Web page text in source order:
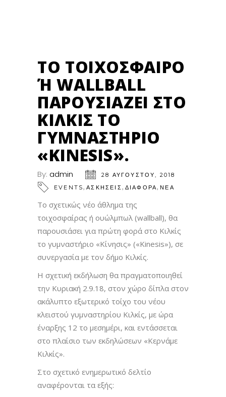
ΤΟ ΤΟΙΧΌΣΦΑΙΡΟ
Ή WALLBALL Π
ΑΡΟΥΣΙΆΖΕΙ ΣΤΟ Κ
ΙΛΚΊΣ ΤΟ Γ
ΥΜΝΑΣΤΉΡΙΟ «
KINESIS».
By: admin
28 ΑΥΓΟΎΣΤΟΥ, 2018
EVENTS,ΑΣΚΗΣΕΙΣ , ΔΙΑΦΟΡΑ,ΝΕΑ
To σχετικώς νέο άθλημα της
τοιχοσφαίρας ή ουώλμπωλ (wallball), θα
παρουσιάσει για πρώτη φορά στο Κιλκίς
το γυμναστήριο «Κίνησις» («Kinesis»), σε
συνεργασία με τον δήμο Κιλκίς.
Η σχετική εκδήλωση θα πραγματοποιηθεί
την Κυριακή 2.9.18, στον χώρο δίπλα στον
ακάλυπτο εξωτερικό τοίχο του νέου
κλειστού γυμναστηρίου Κιλκίς, με ώρα
έναρξης 12 το μεσημέρι, και εντάσσεται
στο πλαίσιο των εκδηλώσεων «Κερνάμε
Κιλκίς».
Στο σχετικό ενημερωτικό δελτίο
αναφέρονται τα εξής: